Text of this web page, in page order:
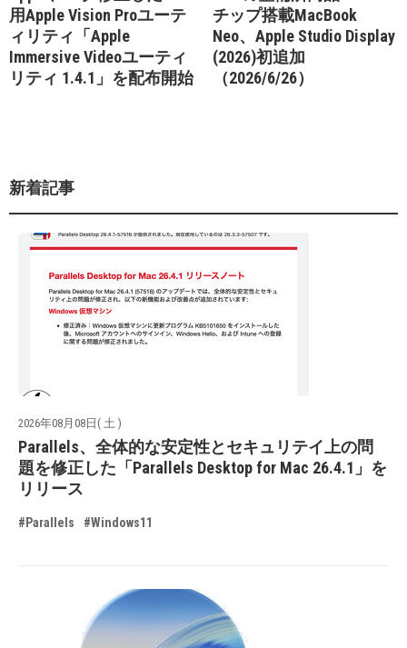
用Apple Vision Proユーテ
ィリティ「Apple
Immersive Videoユーティ
リティ 1.4.1」を配布開始
チップ搭載MacBook
Neo、Apple Studio Display
(2026)初追加
（2026/6/26）
新着記事
2026年08月08日( 土 )
Parallels、全体的な安定性とセキュリテイ上の問
題を修正した「Parallels Desktop for Mac 26.4.1」を
リリース
#Parallels #Windows11